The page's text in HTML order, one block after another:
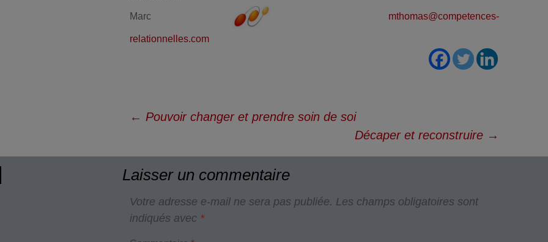
Marc mthomas@competences-
relationnelles.com
← Pouvoir changer et prendre soin de soi
Décaper et reconstruire →
Laisser un commentaire
Votre adresse e-mail ne sera pas publiée. Les champs obligatoires sont
indiqués avec *